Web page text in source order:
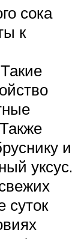
сока
к
и
уксус.
суток